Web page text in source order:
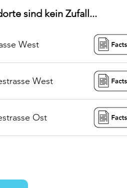
sind kein Zufall...
West
West
Ost